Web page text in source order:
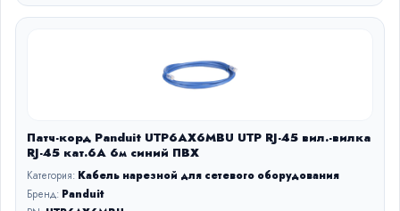
Патч-корд Panduit UTP6AX6MBU UTP RJ-45 вил.-вилка
RJ-45 кат.6A 6м синий ПВХ
Категория: Кабель нарезной для сетевого оборудования
Бренд: Panduit